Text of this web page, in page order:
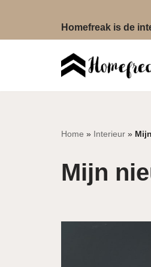
Homefreak is de
Home » Interieur »
Mijn